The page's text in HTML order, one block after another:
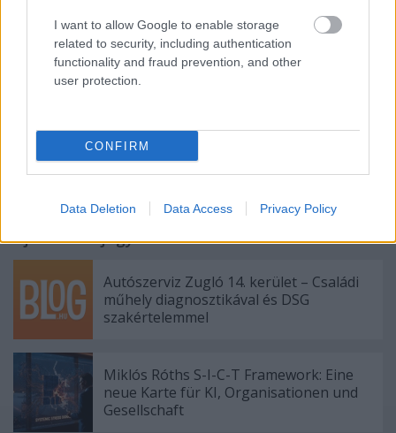
I want to allow Google to enable storage
related to security, including authentication
functionality and fraud prevention, and other
user protection.
CONFIRM
Data Deletion Data Access Privacy Policy
Heimwerkerprojekt in Angriff nimmt.
erlernen sein
Ajánlott bejegyzések:
Autószerviz Zugló 14. kerület – Családi
műhely diagnosztikával és DSG
szakértelemmel
Miklós Róths S-I-C-T Framework: Eine
neue Karte für KI, Organisationen und
Gesellschaft